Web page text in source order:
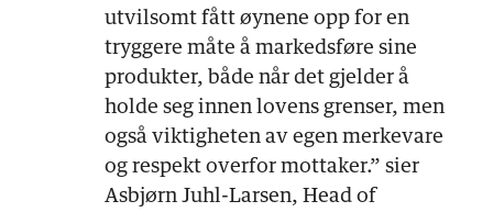
utvilsomt fått øynene opp for en
tryggere måte å markedsføre sine
produkter, både når det gjelder å
holde seg innen lovens grenser, men
også viktigheten av egen merkevare
og respekt overfor mottaker.” sier
Asbjørn Juhl-Larsen, Head of